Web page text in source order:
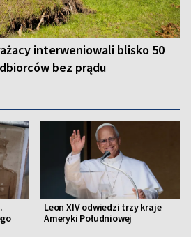
interweniowali blisko 50
bez prądu
Leon XIV odwiedzi trzy kraje
Ameryki Południowej